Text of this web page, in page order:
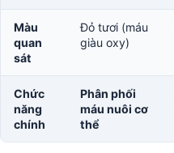
Màu
quan
sát
Đỏ tươi (máu
giàu oxy)
Chức
năng
chính
Phân phối
máu nuôi cơ
thể